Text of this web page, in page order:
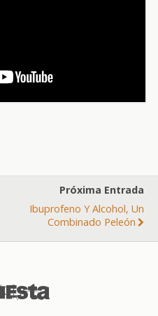
Próxima Entrada
Ibuprofeno Y Alcohol, Un
Combinado Peleón